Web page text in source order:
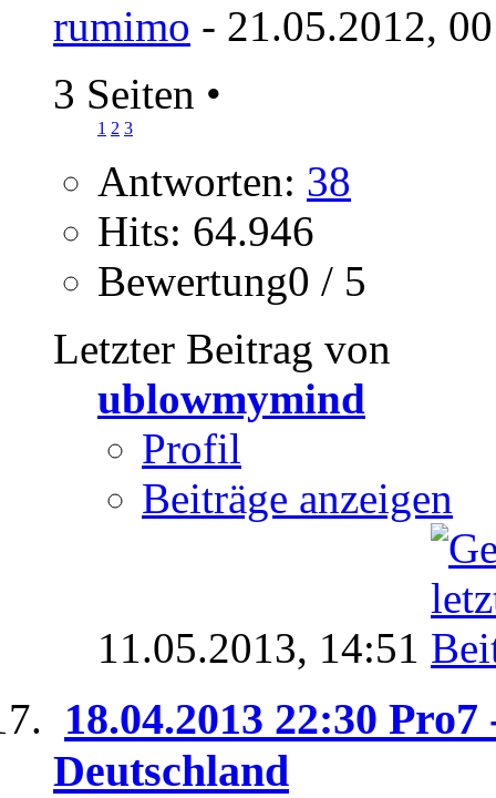
rumimo - 21.05.2012,
3 Seiten •
1 2 3
Antworten: 38
Hits: 64.946
Bewertung0 / 5
Letzter Beitrag von
ublowmymind
Profil
Beiträge anzeigen
11.05.2013, 14:51
18.04.2013 22:30
Deutschland